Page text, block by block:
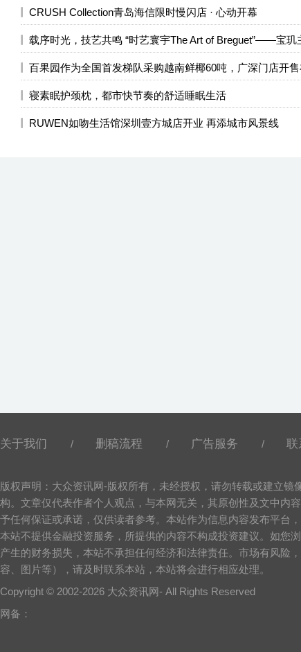
CRUSH Collection青岛海信限时慢闪店 · 心动开幕
百果园作为全国首发梯队采购越南鲜椰60吨，广深门店开售
寝素眠护颈枕，都市快节奏的舒适睡眠生活
RUWEN如吻生活馆深圳壹方城店开业 再添城市风景线
关于我们 / 删稿流程 / 广告服务 / 联
版权声明：大众资讯网-版权所有，未经授权，请勿转载或建立
构。文章仅代表作者个人观点，与本网无关，其原创性及文中内
予任何保证或承诺，仅供读者参考。本站作为信息内容发布平台
本站不提供金融投资服务，所提供的内容不构成投资建议。如您
产生的财务损失，本站不承担任何经济和法律责任。市场有风险
容、图片等），请及时联系本站，本站将会进行相应处理。
Copyright © 2002-2026 大众资讯网- All Rights Reserved
网备：